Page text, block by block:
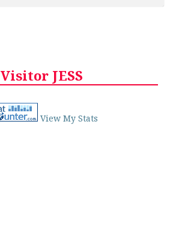
Visitor JESS
View My Stats